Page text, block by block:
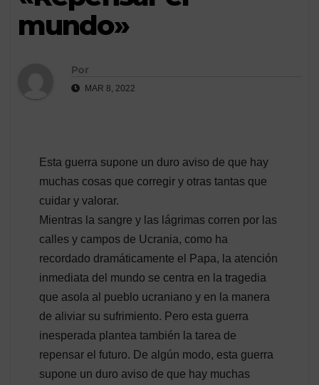
mundo»
Por
MAR 8, 2022
Esta guerra supone un duro aviso de que hay
muchas cosas que corregir y otras tantas que
cuidar y valorar.
Mientras la sangre y las lágrimas corren por las
calles y campos de Ucrania, como ha
recordado dramáticamente el Papa, la atención
inmediata del mundo se centra en la tragedia
que asola al pueblo ucraniano y en la manera
de aliviar su sufrimiento. Pero esta guerra
inesperada plantea también la tarea de
repensar el futuro. De algún modo, esta guerra
supone un duro aviso de que hay muchas